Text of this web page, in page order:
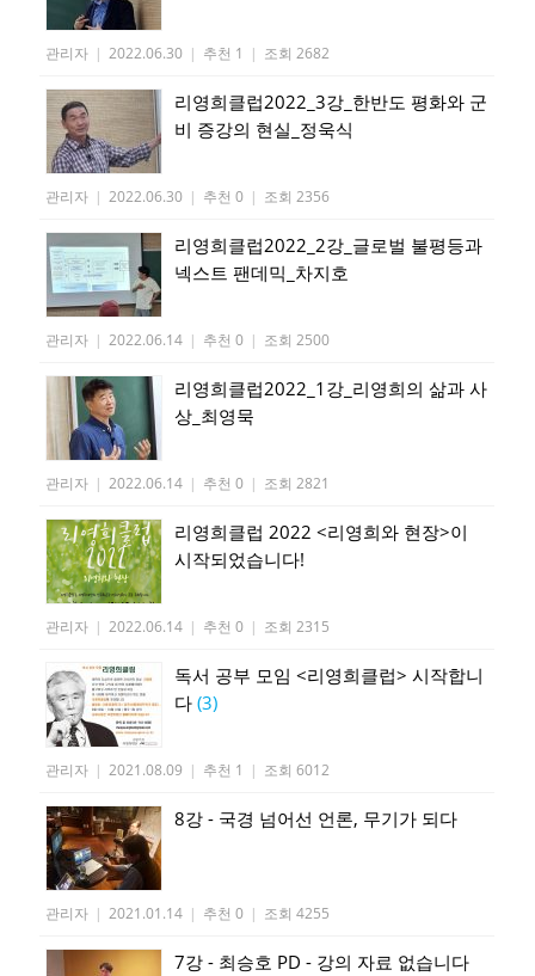
관리자 | 2022.06.30 | 추천 1 | 조회 2682
리영희클럽2022_3강_한반도 평화와 군
비 증강의 현실_정욱식
관리자 | 2022.06.30 | 추천 0 | 조회 2356
리영희클럽2022_2강_글로벌 불평등과
넥스트 팬데믹_차지호
관리자 | 2022.06.14 | 추천 0 | 조회 2500
리영희클럽2022_1강_리영희의 삶과 사
상_최영묵
관리자 | 2022.06.14 | 추천 0 | 조회 2821
리영희클럽 2022 <리영희와 현장>이
시작되었습니다!
관리자 | 2022.06.14 | 추천 0 | 조회 2315
독서 공부 모임 <리영희클럽> 시작합니
다(3)
관리자 | 2021.08.09 | 추천 1 | 조회 6012
8강 - 국경 넘어선 언론, 무기가 되다
관리자 | 2021.01.14 | 추천 0 | 조회 4255
7강 - 최승호 PD - 강의 자료 없습니다